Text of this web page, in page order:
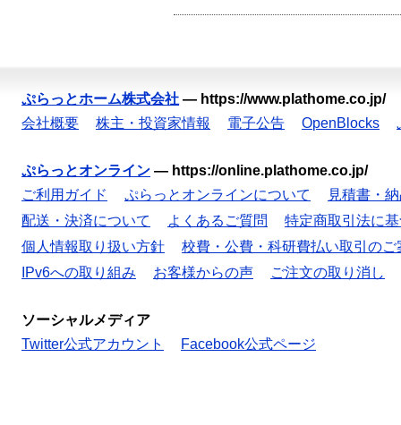
ぷらっとホーム株式会社 — https://www.plathome.co.jp/
会社概要
株主・投資家情報 電子公告 OpenBlocks
ぷらっとオンライン — https://online.plathome.co.jp/
ご利用ガイド
ぷらっとオンラインについて
見積書・
配送・決済について
よくあるご質問
特定商取引法に
個人情報取り扱い方針
校費・公費・科研費払い取引のご
IPv6への取り組み
お客様からの声 ご注文の取り消し
ソーシャルメディア
Twitter公式アカウント
Facebook公式ページ